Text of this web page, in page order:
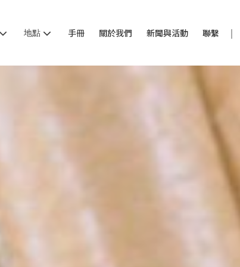
地點 手冊 關於我們 新聞與活動 聯繫